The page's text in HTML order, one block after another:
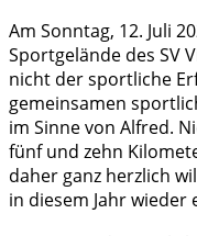
Am Sonntag, 12. Juli
Sportgelände des SV
nicht der sportliche
gemeinsamen
im Sinne von Alfred.
fünf und zehn
daher ganz herzlich
in diesem Jahr